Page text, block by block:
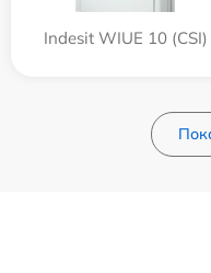
Indesit WIUE 10 (CSI)